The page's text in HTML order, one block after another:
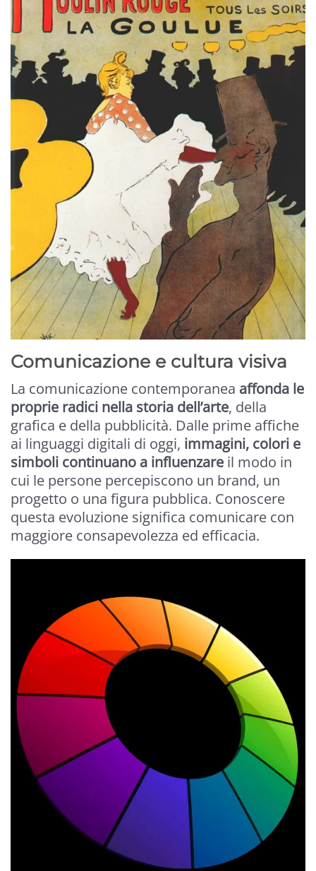
Comunicazione e cultura visiva
La comunicazione contemporanea affonda le
proprie radici nella storia dell’arte, della
grafica e della pubblicità. Dalle prime affiche
ai linguaggi digitali di oggi, immagini, colori e
simboli continuano a influenzare il modo in
cui le persone percepiscono un brand, un
progetto o una figura pubblica. Conoscere
questa evoluzione significa comunicare con
maggiore consapevolezza ed efficacia.